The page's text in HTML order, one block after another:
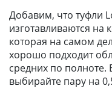
Добавим, что туфли
изготавливаются на
которая на самом
хорошо подходит
средних по полноте.
выбирайте пару на